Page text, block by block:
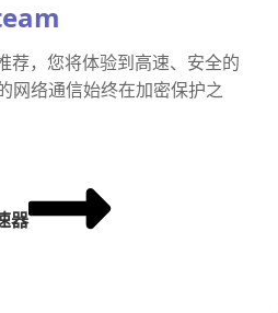
荐，您将体验到高速、安全的
网络通信始终在加密保护之
器